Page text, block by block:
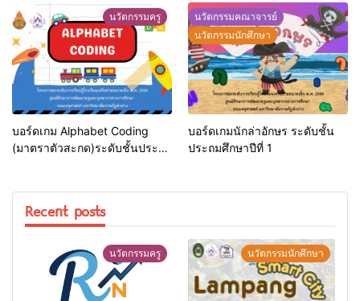
นวัตกรรมครู
บอร์ดเกม Alphabet Coding
(มาตราตัวสะกด)ระดับชั้นประถม
นวัตกรรมคณาจารย์
นวัตกรรมนักศึกษา
บอร์ดเกมนักล่าอักษร ระดับชั้น
ประถมศึกษาปีที่ 1
Recent posts
นวัตกรรมครู นวัตกรรมนักศึกษา